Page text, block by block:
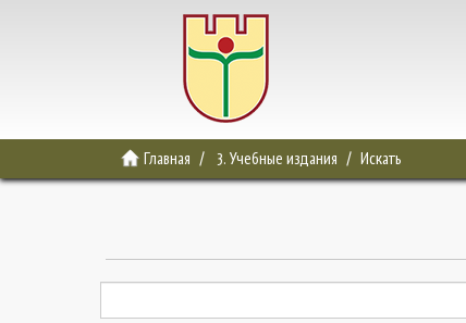
Главная 3. Учебные издания Искать